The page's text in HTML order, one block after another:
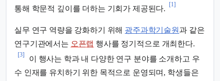
통해 학문적 깊이를 더하는 기회가 제공된다.
[1]
실무 연구 역량을 강화하기 위해 광주과학기술원 과 같은
연구기관에서는 오픈랩 행사를 정기적으로 개최한다.
[3]
이 행사는 학과 내 다양한 연구 분야를 소개하고 우
수 인재를 유치하기 위한 목적으로 운영되며, 학생들은